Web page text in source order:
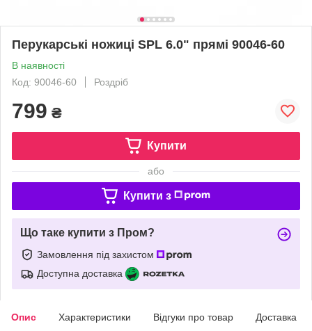
Перукарські ножиці SPL 6.0" прямі 90046-60
В наявності
Код: 90046-60
Роздріб
799 ₴
Купити
або
Купити з
Що таке купити з Пром?
Замовлення під захистом
Доступна доставка
Опис Характеристики Відгуки про товар Доставка